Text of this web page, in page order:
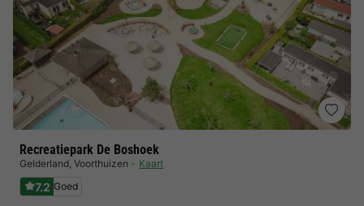
Recreatiepark De Boshoek
Gelderland, Voorthuizen Kaart
7.2 Goed